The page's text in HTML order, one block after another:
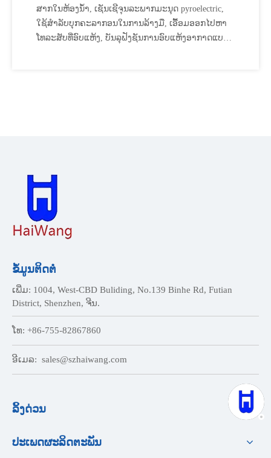
ສາກໃນຫ້ອງນ້ຳ, ເຊັນເຊີຈຸນລະພາກມະນຸດ pyroelectric,
ໃຊ້ສຳລັບບຸກຄະລາກອນໃນການລ້າງມື, ເອື້ອມອອກໄປຫາ
ໂທລະສັບທີ່ອົບແຫ້ງ, ບັນລຸຟັງຊັນການອົບແຫ້ງອາກາດແບບ
ຂໍ້ມູນຕິດຕໍ່
ເພີ່ມ: 1004, West-CBD Buliding, No.139 Binhe Rd, Futian
District, Shenzhen, ຈີນ.
ໂທ: +86-755-82867860
ອີເມລ: sales@szhaiwang.com
ລິ້ງດ່ວນ
ປະເພດຜະລິດຕະພັນ